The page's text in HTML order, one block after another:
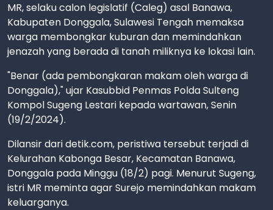
MR, selaku calon legislatif (Caleg) asal Banawa,
Kabupaten Donggala, Sulawesi Tengah memaksa
warga membongkar kuburan dan memindahkan
jenazah yang berada di tanah miliknya ke lokasi lain.
"Benar (ada pembongkaran makam oleh warga di
Donggala)," ujar Kasubbid Penmas Polda Sulteng
Kompol Sugeng Lestari kepada wartawan, Senin
(19/2/2024).
Dilansir dari detik.com, peristiwa tersebut terjadi di
Kelurahan Kabonga Besar, Kecamatan Banawa,
Donggala pada Minggu (18/2) pagi. Menurut Sugeng,
istri MR meminta agar Surejo memindahkan makam
keluarganya.